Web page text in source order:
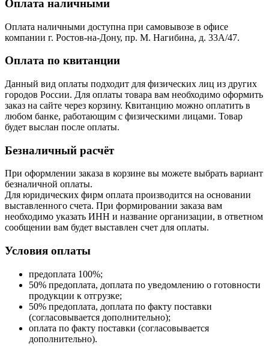
Оплата наличными
Оплата наличными доступна при самовывозе в офисе
компании г. Ростов-на-Дону, пр. М. Нагибина, д. 33А/47.
Оплата по квитанции
Данный вид оплаты подходит для физических лиц из других
городов России. Для оплаты товара вам необходимо оформить
заказ на сайте через корзину. Квитанцию можно оплатить в
любом банке, работающим с физическими лицами. Товар
будет выслан после оплаты.
Безналичный расчёт
При оформлении заказа в корзине вы можете выбрать вариант
безналичной оплаты.
Для юридических фирм оплата производится на основании
выставленного счета. При формировании заказа вам
необходимо указать ИНН и название организации, в ответном
сообщении вам будет выставлен счет для оплаты.
Условия оплаты
предоплата 100%;
50% предоплата, доплата по уведомлению о готовности
продукции к отгрузке;
50% предоплата, доплата по факту поставки
(согласовывается дополнительно);
оплата по факту поставки (согласовывается
дополнительно).